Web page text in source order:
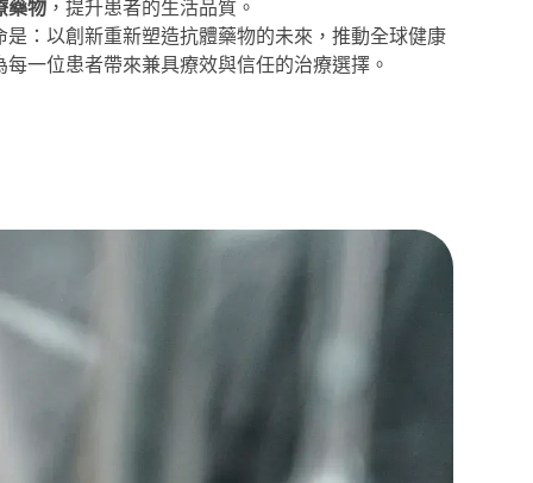
藥物，提升患者的生活品質。
是：以創新重新塑造抗體藥物的未來，推動全球健康
每一位患者帶來兼具療效與信任的治療選擇。